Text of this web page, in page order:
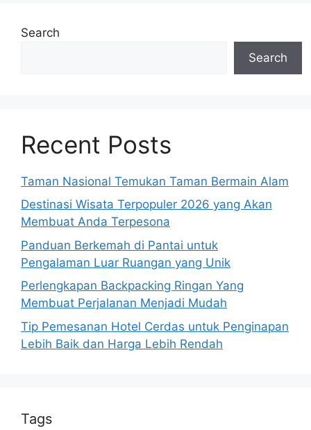
Search
Search
Recent Posts
Taman Nasional Temukan Taman Bermain Alam
Destinasi Wisata Terpopuler 2026 yang Akan
Membuat Anda Terpesona
Panduan Berkemah di Pantai untuk
Pengalaman Luar Ruangan yang Unik
Perlengkapan Backpacking Ringan Yang
Membuat Perjalanan Menjadi Mudah
Tip Pemesanan Hotel Cerdas untuk Penginapan
Lebih Baik dan Harga Lebih Rendah
Tags